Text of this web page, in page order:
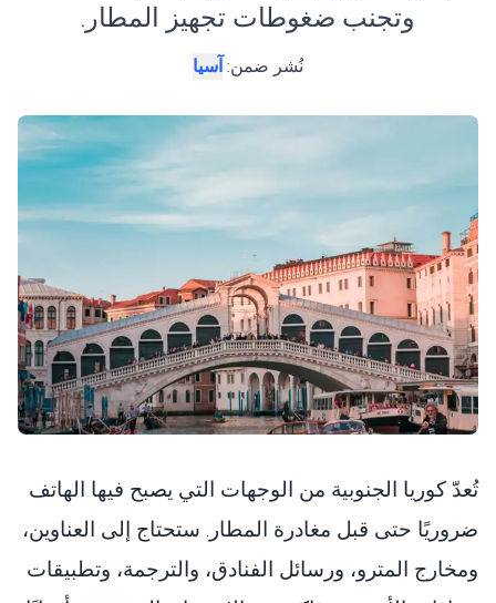
وتجنب ضغوطات تجهيز المطار.
نُشر ضمن: آسيا
تُعدّ كوريا الجنوبية من الوجهات التي يصبح فيها الهاتف
ضروريًا حتى قبل مغادرة المطار. ستحتاج إلى العناوين،
ومخارج المترو، ورسائل الفنادق، والترجمة، وتطبيقات